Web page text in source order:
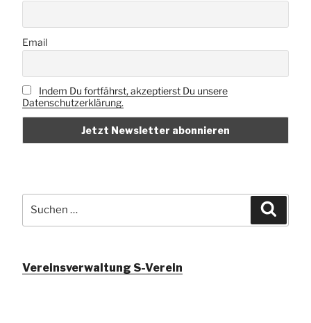
Email
Indem Du fortfährst, akzeptierst Du unsere
Datenschutzerklärung.
nach:
Vereinsverwaltung S-Verein